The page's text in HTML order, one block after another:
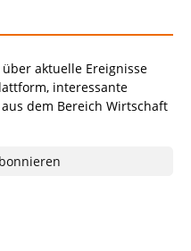
aktuelle Ereignisse
interessante
dem Bereich Wirtschaft